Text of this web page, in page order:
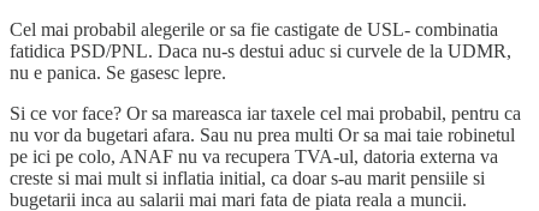
Cel mai probabil alegerile or sa fie castigate de USL- combinatia
fatidica PSD/PNL. Daca nu-s destui aduc si curvele de la UDMR,
nu e panica. Se gasesc lepre.
Si ce vor face? Or sa mareasca iar taxele cel mai probabil, pentru ca
nu vor da bugetari afara. Sau nu prea multi Or sa mai taie robinetul
pe ici pe colo, ANAF nu va recupera TVA-ul, datoria externa va
creste si mai mult si inflatia initial, ca doar s-au marit pensiile si
bugetarii inca au salarii mai mari fata de piata reala a muncii.